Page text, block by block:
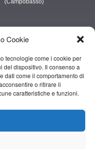
Cookie
tecnologie come i cookie per
del dispositivo. Il consenso a
dati come il comportamento di
o ritirare il
caratteristiche e funzioni.
(Campobasso)
gli aiuti di Stato e gli aiuti de
nel Registro nazionale
2012” e consultabili al seguente
faces/pages/
MARIO & C.